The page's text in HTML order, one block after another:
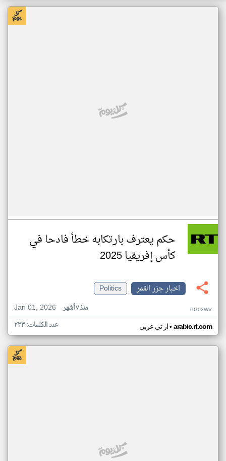
حكم يعترف بارتكابه خطأ فادحا في
كأس إفريقيا 2025
اخبار جزر القمر
Politics
Jan 01, 2026
منذ ٧ أشهر PG03WV
ار تي عربي• arabic.rt.com عدد الكلمات: ٢٢٣